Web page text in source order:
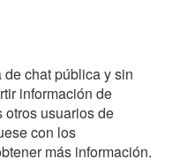
chat pública y sin
información de
otros usuarios de
con los
más información.